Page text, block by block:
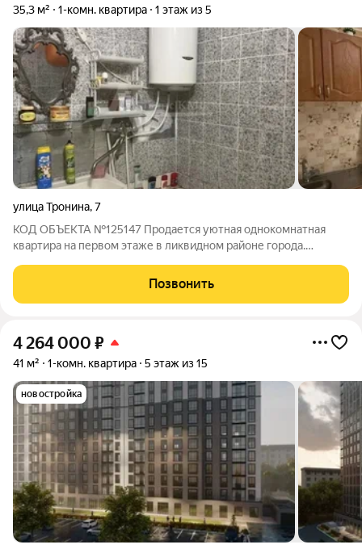
35,3 м² 1-комн. квартира 1 этаж из 5
улица Тронина,7
КОД ОБЪЕКТА №125147 Продается уютная однокомнатная
квартира на первом этаже в ликвидном районе города.
сдачи в аренду. Благодаря расположению в востребованном
районе объект отличается высокой
Позвонить
4 264 000 ₽
41 м² 1-комн. квартира 5 этаж из 15
новостройка